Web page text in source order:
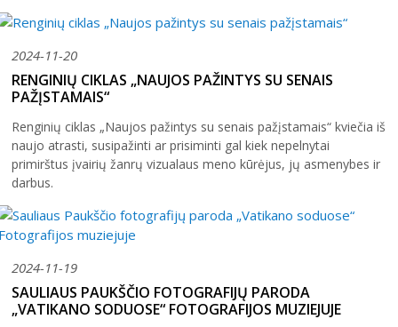
2024-11-20
RENGINIŲ CIKLAS „NAUJOS PAŽINTYS SU SENAIS
PAŽĮSTAMAIS“
Renginių ciklas „Naujos pažintys su senais pažįstamais“ kviečia iš
naujo atrasti, susipažinti ar prisiminti gal kiek nepelnytai
primirštus įvairių žanrų vizualaus meno kūrėjus, jų asmenybes ir
darbus.
2024-11-19
SAULIAUS PAUKŠČIO FOTOGRAFIJŲ PARODA
„VATIKANO SODUOSE“ FOTOGRAFIJOS MUZIEJUJE